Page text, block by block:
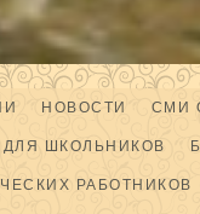
НОВОСТИ СМИ
ДЛЯ ШКОЛЬНИКОВ
РАБОТНИКОВ